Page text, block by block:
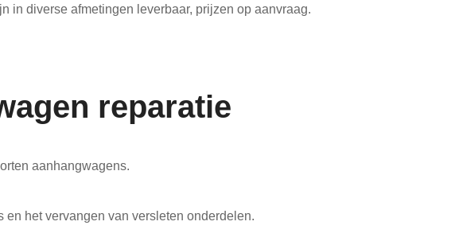
in diverse afmetingen leverbaar, prijzen op aanvraag.
reparatie
aanhangwagens.
het vervangen van versleten onderdelen.